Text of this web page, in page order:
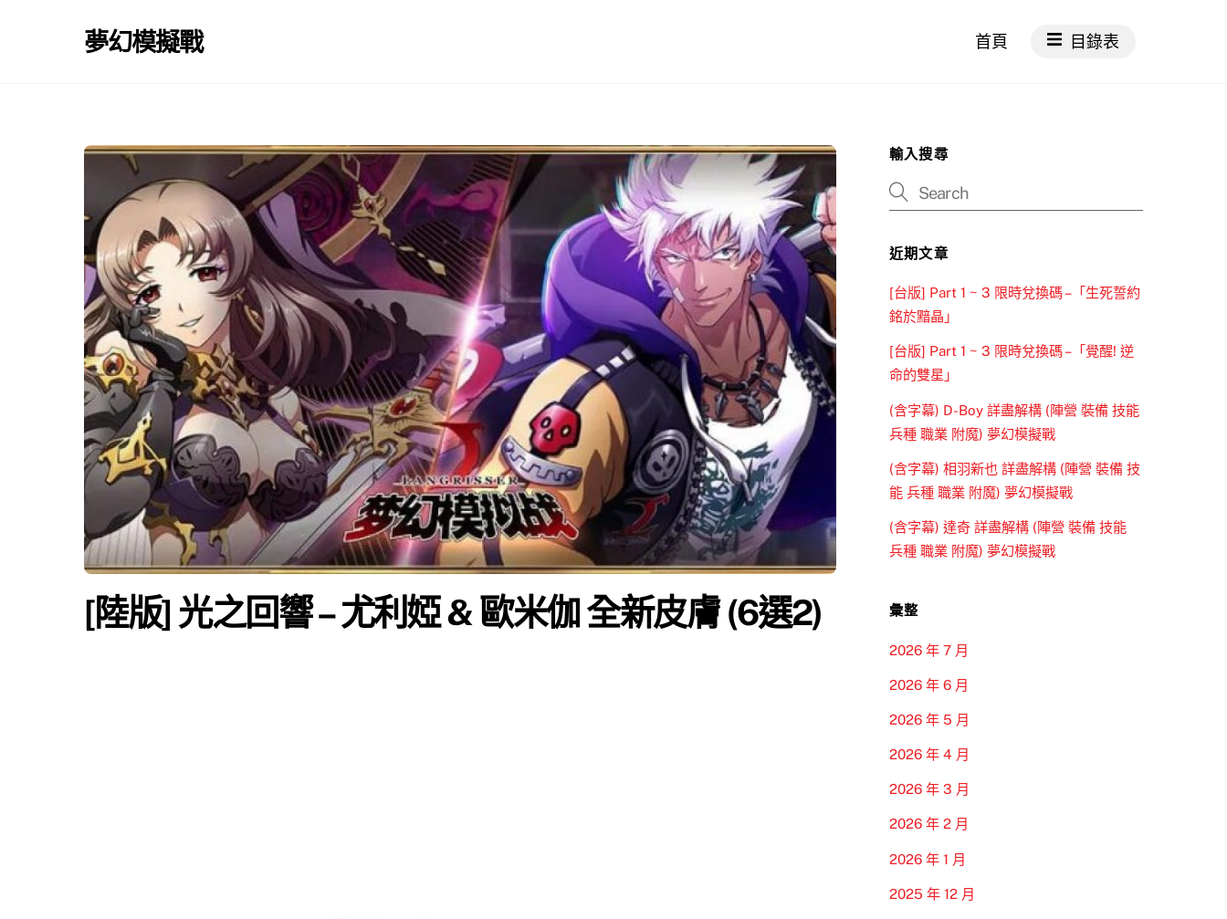
夢幻模擬戰 首頁 目錄表
[陸版] 光之回響 – 尤利婭 & 歐米伽 全新皮膚 (6選2)
輸入搜尋
近期文章
[台版] Part 1 ~ 3 限時兌換碼 –「生死誓約
銘於黯晶」
[台版] Part 1 ~ 3 限時兌換碼 –「覺醒! 逆
命的雙星」
(含字幕) D-Boy 詳盡解構 (陣營 裝備 技能
兵種 職業 附魔) 夢幻模擬戰
(含字幕) 相羽新也 詳盡解構 (陣營 裝備 技
能 兵種 職業 附魔) 夢幻模擬戰
(含字幕) 達奇 詳盡解構 (陣營 裝備 技能
兵種 職業 附魔) 夢幻模擬戰
彙整
2026 年 7 月
2026 年 6 月
2026 年 5 月
2026 年 4 月
2026 年 3 月
2026 年 2 月
2026 年 1 月
2025 年 12 月